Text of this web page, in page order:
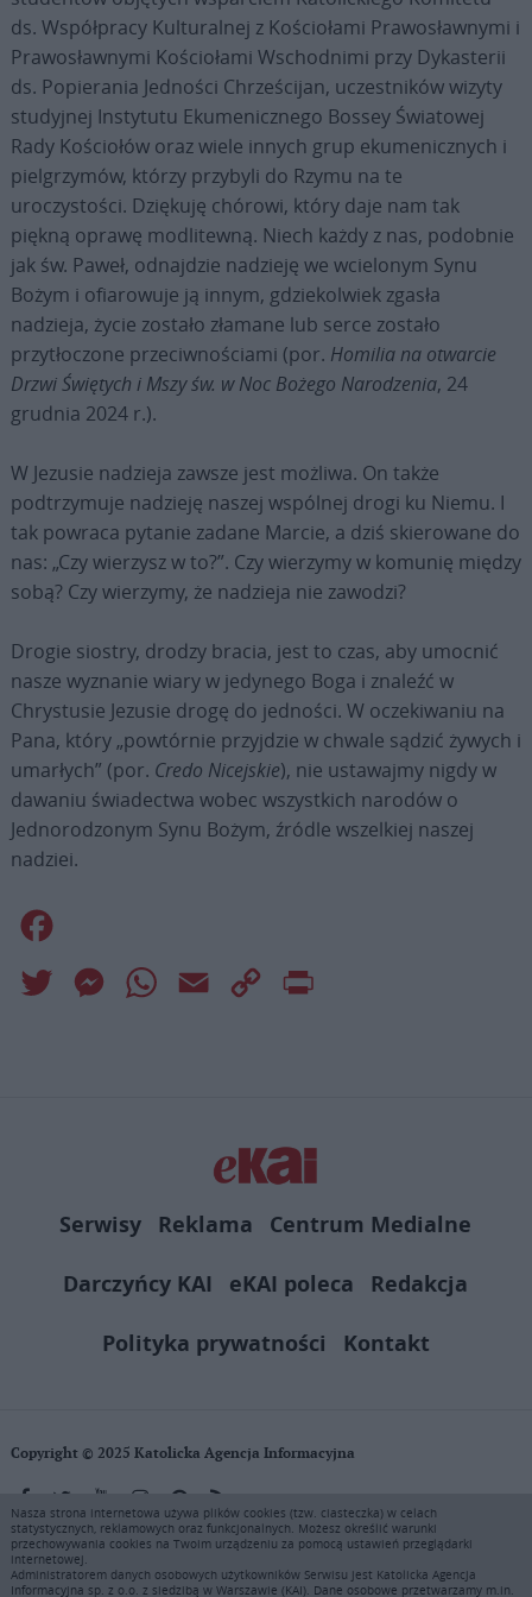
ds. Współpracy Kulturalnej z Kościołami Prawosławnymi i
Prawosławnymi Kościołami Wschodnimi przy Dykasterii
ds. Popierania Jedności Chrześcijan, uczestników wizyty
studyjnej Instytutu Ekumenicznego Bossey Światowej
Rady Kościołów oraz wiele innych grup ekumenicznych i
pielgrzymów, którzy przybyli do Rzymu na te
uroczystości. Dziękuję chórowi, który daje nam tak
piękną oprawę modlitewną. Niech każdy z nas, podobnie
jak św. Paweł, odnajdzie nadzieję we wcielonym Synu
Bożym i ofiarowuje ją innym, gdziekolwiek zgasła
nadzieja, życie zostało złamane lub serce zostało
przytłoczone przeciwnościami (por. Homilia na otwarcie
Drzwi Świętych i Mszy św. w Noc Bożego Narodzenia, 24
grudnia 2024 r.).
W Jezusie nadzieja zawsze jest możliwa. On także
podtrzymuje nadzieję naszej wspólnej drogi ku Niemu. I
tak powraca pytanie zadane Marcie, a dziś skierowane do
nas: „Czy wierzysz w to?”. Czy wierzymy w komunię między
sobą? Czy wierzymy, że nadzieja nie zawodzi?
Drogie siostry, drodzy bracia, jest to czas, aby umocnić
nasze wyznanie wiary w jedynego Boga i znaleźć w
Chrystusie Jezusie drogę do jedności. W oczekiwaniu na
Pana, który „powtórnie przyjdzie w chwale sądzić żywych i
umarłych” (por. Credo Nicejskie), nie ustawajmy nigdy w
dawaniu świadectwa wobec wszystkich narodów o
Jednorodzonym Synu Bożym, źródle wszelkiej naszej
nadziei.
Twitter MessengerWhatsApp
Email
Copy
Serwisy Reklama
Centrum Medialne
Darczyńcy KAI
eKAI poleca
Redakcja
Polityka prywatności
Kontakt
Copyright © 2025 Katolicka Agencja Informacyjna
KAI zastrzega wszelkie prawa do serwisu. Użytkownicy mogą pobierać
i drukować fragmenty zawartości serwisu internetowego www.ekai.pl
wyłącznie do użytku osobistego. Publikacja, rozpowszechnianie
Nasza strona internetowa używa plików cookies (tzw. ciasteczka) w celach
statystycznych, reklamowych oraz funkcjonalnych. Możesz określić warunki
przechowywania cookies na Twoim urządzeniu za pomocą ustawień przeglądarki
internetowej.
Administratorem danych osobowych użytkowników Serwisu jest Katolicka Agencja
Informacyjna sp. z o.o. z siedzibą w Warszawie (KAI). Dane osobowe przetwarzamy m.in.